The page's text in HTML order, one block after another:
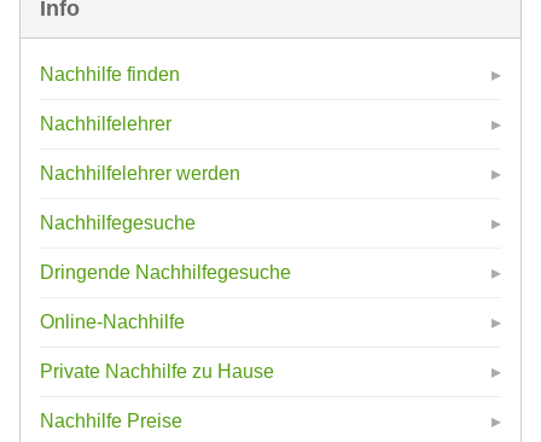
Info
Nachhilfe finden
Nachhilfelehrer
Nachhilfelehrer werden
Nachhilfegesuche
Dringende Nachhilfegesuche
Online-Nachhilfe
Private Nachhilfe zu Hause
Nachhilfe Preise